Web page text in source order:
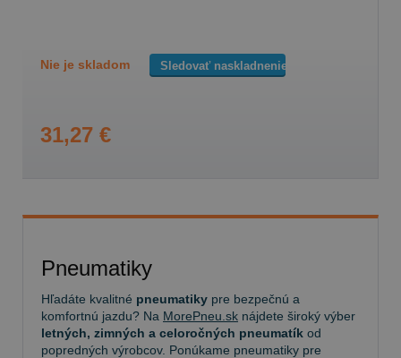
Nie je skladom Sledovať naskladnenie
31,27 €
Pneumatiky
Hľadáte kvalitné pneumatiky pre bezpečnú a
komfortnú jazdu? Na MorePneu.sk nájdete široký výber
letných, zimných a celoročných pneumatík od
popredných výrobcov. Ponúkame pneumatiky pre